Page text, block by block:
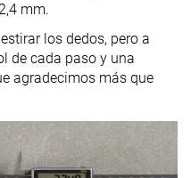
mm.
los dedos, pero a
de cada paso y una
agradecimos más que